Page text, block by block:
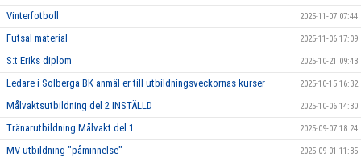
Vinterfotboll 2025-11-07 07:44
Futsal material 2025-11-06 17:09
S:t Eriks diplom 2025-10-21 09:43
Ledare i Solberga BK anmäl er till utbildningsveckornas kurser 2025-10-15 16:32
Målvaktsutbildning del 2 INSTÄLLD 2025-10-06 14:30
Tränarutbildning Målvakt del 1 2025-09-07 18:24
MV-utbildning "påminnelse" 2025-09-01 11:35